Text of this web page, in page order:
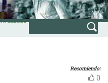
Avanzada
Recomiendo:
0